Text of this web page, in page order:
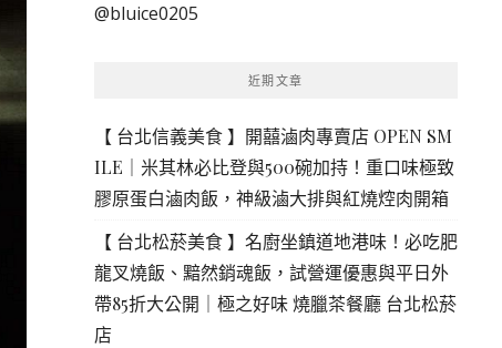
鍵
@bluice0205
近期文章
【 台北信義美食 】開囍滷肉專賣店 OPEN SM
ILE｜米其林必比登與500碗加持！重口味極致
膠原蛋白滷肉飯，神級滷大排與紅燒焢肉開箱
【 台北松菸美食 】名廚坐鎮道地港味！必吃肥
龍叉燒飯、黯然銷魂飯，試營運優惠與平日外
帶85折大公開｜極之好味 燒臘茶餐廳 台北松菸
店